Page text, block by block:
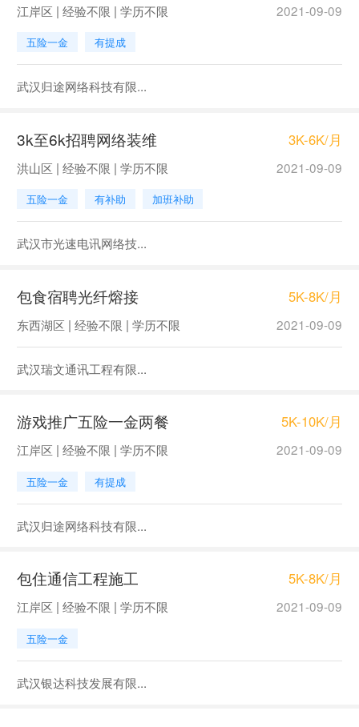
江岸区 | 经验不限 | 学历不限 2021-09-09
五险一金 有提成
武汉归途网络科技有限...
3k至6k招聘网络装维 3K-6K/月
洪山区 | 经验不限 | 学历不限 2021-09-09
五险一金 有补助 加班补助
武汉市光速电讯网络技...
包食宿聘光纤熔接 5K-8K/月
东西湖区 | 经验不限 | 学历不限 2021-09-09
武汉瑞文通讯工程有限...
游戏推广五险一金两餐 5K-10K/月
江岸区 | 经验不限 | 学历不限 2021-09-09
五险一金 有提成
武汉归途网络科技有限...
包住通信工程施工 5K-8K/月
江岸区 | 经验不限 | 学历不限 2021-09-09
五险一金
武汉银达科技发展有限...